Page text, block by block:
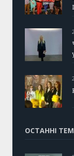
ОСТАННІ